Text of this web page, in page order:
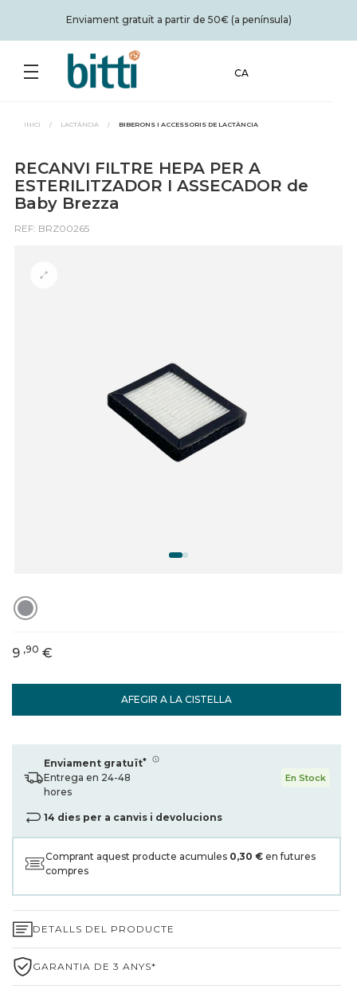
Enviament gratuït a partir de 50€ (a península)
CA
INICI / LACTÀNCIA / BIBERONS I ACCESSORIS DE LACTÀNCIA
RECANVI FILTRE HEPA PER A
ESTERILITZADOR I ASSECADOR de
Baby Brezza
REF: BRZ00265
AFEGIR A LA CISTELLA
9 ,90 €
Enviament gratuït*
Entrega en 24-48
hores
En Stock
14 dies per a canvis i devolucions
Comprant aquest producte acumules 0,30 € en futures
compres
DETALLS DEL PRODUCTE
GARANTIA DE 3 ANYS*